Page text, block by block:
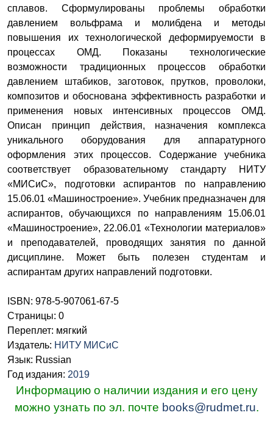
сплавов. Сформулированы проблемы обработки
давлением вольфрама и молибдена и методы
повышения их технологической деформируемости в
процессах ОМД. Показаны технологические
возможности традиционных процессов обработки
давлением штабиков, заготовок, прутков, проволоки,
композитов и обоснована эффективность разработки и
применения новых интенсивных процессов ОМД.
Описан принцип действия, назначения комплекса
уникального оборудования для аппаратурного
оформления этих процессов. Содержание учебника
соответствует образовательному стандарту НИТУ
«МИСиС», подготовки аспирантов по направлению
15.06.01 «Машиностроение». Учебник предназначен для
аспирантов, обучающихся по направлениям 15.06.01
«Машиностроение», 22.06.01 «Технологии материалов»
и преподавателей, проводящих занятия по данной
дисциплине. Может быть полезен студентам и
аспирантам других направлений подготовки.
ISBN: 978-5-907061-67-5
Страницы: 0
Переплет: мягкий
Издатель: НИТУ МИСиС
Язык: Russian
Год издания: 2019
Информацию о наличии издания и его цену
можно узнать по эл. почте books@rudmet.ru.